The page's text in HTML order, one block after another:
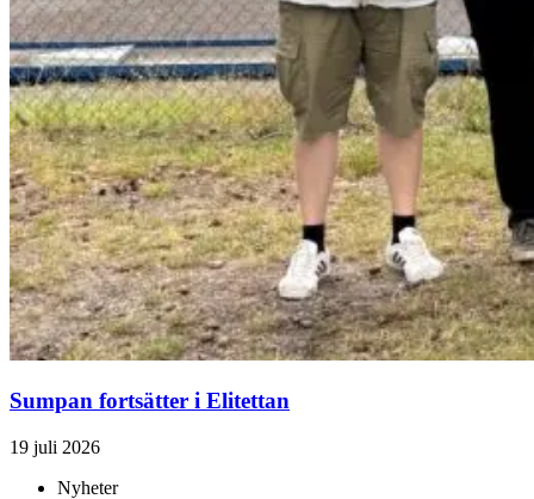
Sumpan fortsätter i Elitettan
19 juli 2026
Nyheter